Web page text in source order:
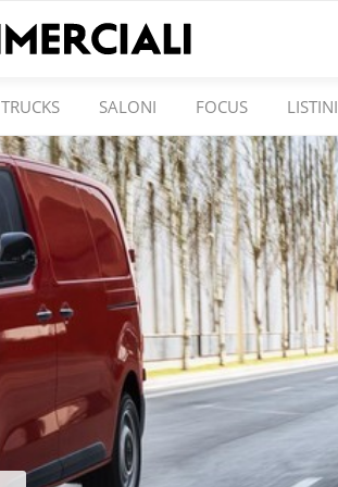
TRUCKS SALONI FOCUS LISTINI